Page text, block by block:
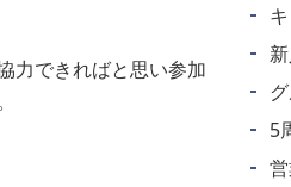
力できればと思い参加
5